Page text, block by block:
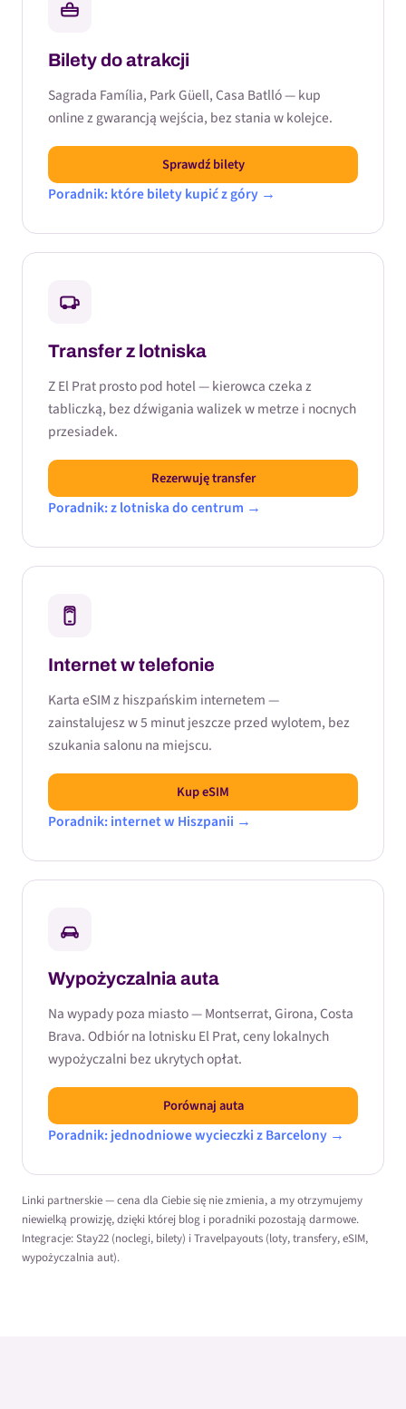
Bilety do atrakcji
Sagrada Família, Park Güell, Casa Batlló — kup
online z gwarancją wejścia, bez stania w kolejce.
Sprawdź bilety
Poradnik: które bilety kupić z góry →
Transfer z lotniska
Z El Prat prosto pod hotel — kierowca czeka z
tabliczką, bez dźwigania walizek w metrze i nocnych
przesiadek.
Rezerwuję transfer
Poradnik: z lotniska do centrum →
Internet w telefonie
Karta eSIM z hiszpańskim internetem —
zainstalujesz w 5 minut jeszcze przed wylotem, bez
szukania salonu na miejscu.
Kup eSIM
Poradnik: internet w Hiszpanii →
Wypożyczalnia auta
Na wypady poza miasto — Montserrat, Girona, Costa
Brava. Odbiór na lotnisku El Prat, ceny lokalnych
wypożyczalni bez ukrytych opłat.
Porównaj auta
Poradnik: jednodniowe wycieczki z Barcelony →
Linki partnerskie — cena dla Ciebie się nie zmienia, a my otrzymujemy
niewielką prowizję, dzięki której blog i poradniki pozostają darmowe.
Integracje: Stay22 (noclegi, bilety) i Travelpayouts (loty, transfery, eSIM,
wypożyczalnia aut).